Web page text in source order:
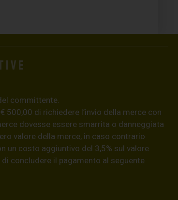
committente.
500,00 di richiedere l’invio della merce con
dovesse essere smarrita o danneggiata
valore della merce, in caso contrario
un costo aggiuntivo del 3,5% sul valore
concludere il pagamento al seguente